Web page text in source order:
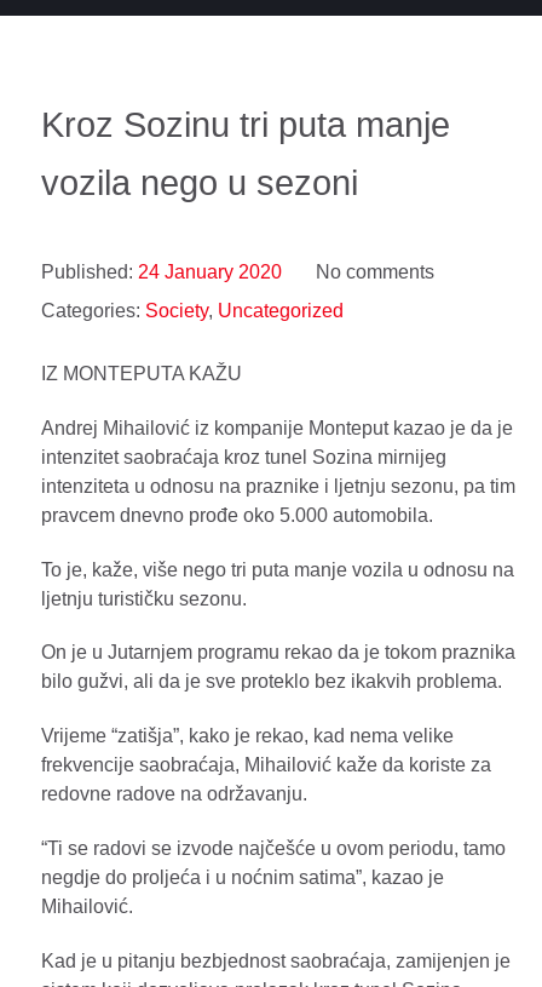
Kroz Sozinu tri puta manje
vozila nego u sezoni
Published: 24 January 2020
No comments
Categories: Society, Uncategorized
IZ MONTEPUTA KAŽU
Andrej Mihailović iz kompanije Monteput kazao je da je
intenzitet saobraćaja kroz tunel Sozina mirnijeg
intenziteta u odnosu na praznike i ljetnju sezonu, pa tim
pravcem dnevno prođe oko 5.000 automobila.
To je, kaže, više nego tri puta manje vozila u odnosu na
ljetnju turističku sezonu.
On je u Jutarnjem programu rekao da je tokom praznika
bilo gužvi, ali da je sve proteklo bez ikakvih problema.
Vrijeme “zatišja”, kako je rekao, kad nema velike
frekvencije saobraćaja, Mihailović kaže da koriste za
redovne radove na održavanju.
“Ti se radovi se izvode najčešće u ovom periodu, tamo
negdje do proljeća i u noćnim satima”, kazao je
Mihailović.
Kad je u pitanju bezbjednost saobraćaja, zamijenjen je